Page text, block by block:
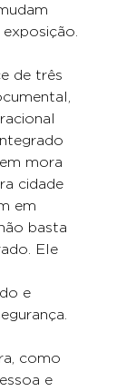
de três
mora
cidade
em
basta
Ele
e
como
e